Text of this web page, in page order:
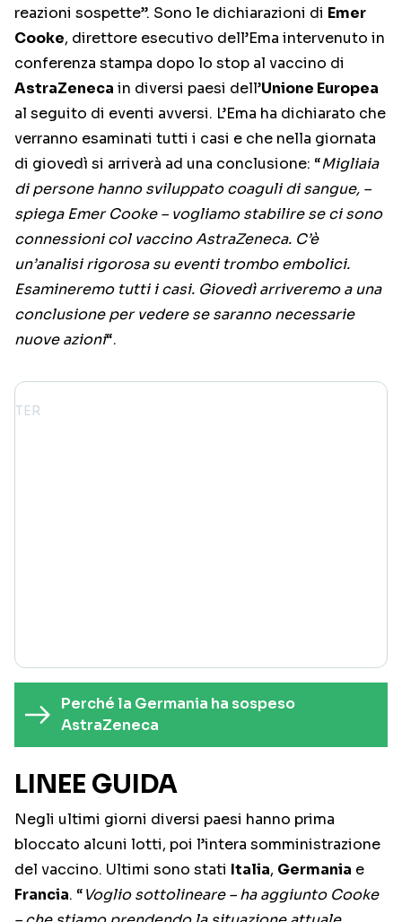
reazioni sospette”. Sono le dichiarazioni di Emer
Cooke, direttore esecutivo dell’Ema intervenuto in
conferenza stampa dopo lo stop al vaccino di
AstraZeneca in diversi paesi dell’Unione Europea
al seguito di eventi avversi. L’Ema ha dichiarato che
verranno esaminati tutti i casi e che nella giornata
di giovedì si arriverà ad una conclusione: “Migliaia
di persone hanno sviluppato coaguli di sangue, –
spiega Emer Cooke – vogliamo stabilire se ci sono
connessioni col vaccino AstraZeneca. C’è
un’analisi rigorosa su eventi trombo embolici.
Esamineremo tutti i casi. Giovedì arriveremo a una
conclusione per vedere se saranno necessarie
nuove azioni“.
Perché la Germania ha sospeso
AstraZeneca
LINEE GUIDA
Negli ultimi giorni diversi paesi hanno prima
bloccato alcuni lotti, poi l’intera somministrazione
del vaccino. Ultimi sono stati Italia, Germania e
Francia. “Voglio sottolineare – ha aggiunto Cooke